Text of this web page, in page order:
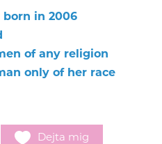
born in 2006
of any religion
only of her race
Dejta mig